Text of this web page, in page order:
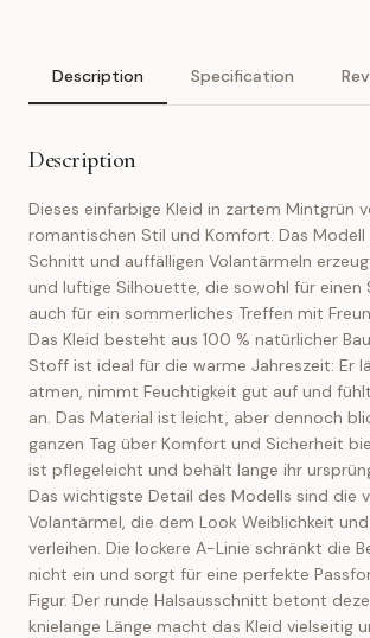
Description Specification
Description
Dieses einfarbige Kleid in zartem Mintgrün
romantischen Stil und Komfort. Das
Schnitt und auffälligen Volantärmeln
und luftige Silhouette, die sowohl für einen
auch für ein sommerliches Treffen mit
Das Kleid besteht aus 100 % natürlicher
Stoff ist ideal für die warme Jahreszeit: Er
atmen, nimmt Feuchtigkeit gut auf und
an. Das Material ist leicht, aber dennoch
ganzen Tag über Komfort und Sicherheit
ist pflegeleicht und behält lange ihr
Das wichtigste Detail des Modells sind die
Volantärmel, die dem Look Weiblichkeit
verleihen. Die lockere A-Linie schränkt die
nicht ein und sorgt für eine perfekte
Figur. Der runde Halsausschnitt betont
knielange Länge macht das Kleid vielseitig